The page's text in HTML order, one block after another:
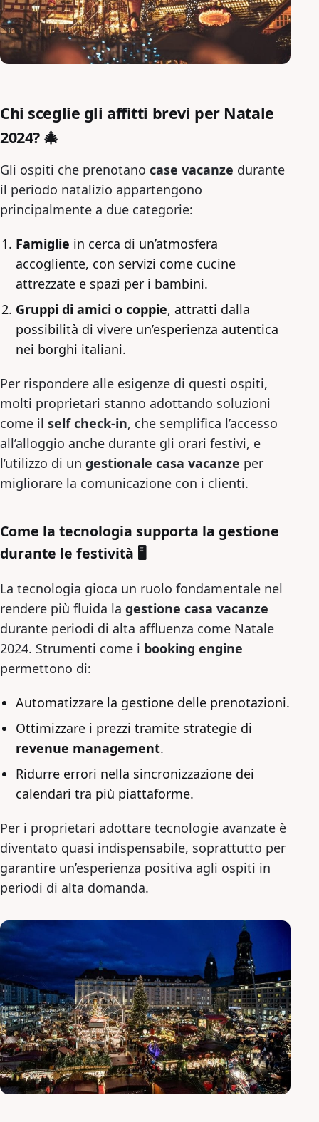
Chi sceglie gli affitti brevi per Natale
2024? 🎄
Gli ospiti che prenotano case vacanze durante
il periodo natalizio appartengono
principalmente a due categorie:
Famiglie in cerca di un’atmosfera
accogliente, con servizi come cucine
attrezzate e spazi per i bambini.
Gruppi di amici o coppie, attratti dalla
possibilità di vivere un’esperienza autentica
nei borghi italiani.
Per rispondere alle esigenze di questi ospiti,
molti proprietari stanno adottando soluzioni
come il self check-in, che semplifica l’accesso
all’alloggio anche durante gli orari festivi, e
l’utilizzo di un gestionale casa vacanze per
migliorare la comunicazione con i clienti.
Come la tecnologia supporta la gestione
durante le festività 🖥️
La tecnologia gioca un ruolo fondamentale nel
rendere più fluida la gestione casa vacanze
durante periodi di alta affluenza come Natale
2024. Strumenti come i booking engine
permettono di:
Automatizzare la gestione delle prenotazioni.
Ottimizzare i prezzi tramite strategie di
revenue management.
Ridurre errori nella sincronizzazione dei
calendari tra più piattaforme.
Per i proprietari adottare tecnologie avanzate è
diventato quasi indispensabile, soprattutto per
garantire un’esperienza positiva agli ospiti in
periodi di alta domanda.